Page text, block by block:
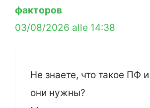
факторов
03/08/2026 alle 14:38
Не знаете, что такое ПФ
они нужны?